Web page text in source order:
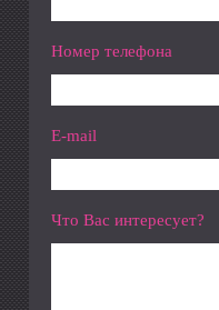
Номер телефона
E-mail
Что Вас интересует?